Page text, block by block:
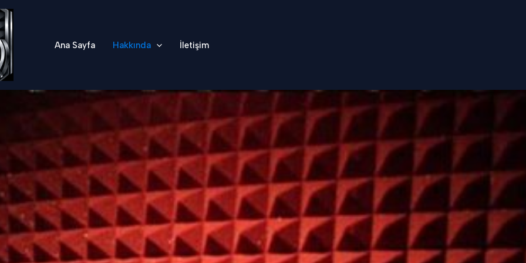
Ana Sayfa Hakkında İletişim